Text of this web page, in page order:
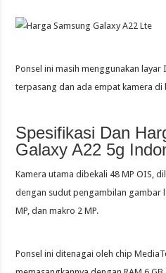
Ponsel ini masih menggunakan layar
terpasang dan ada empat kamera di
Spesifikasi Dan
Galaxy A22 5g
Kamera utama dibekali 48 MP OIS,
dengan sudut pengambilan gambar
MP, dan makro 2 MP.
Ponsel ini ditenagai oleh chip